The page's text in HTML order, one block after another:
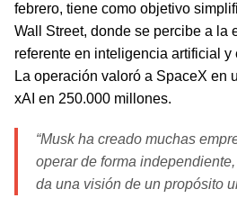
febrero, tiene como objetivo
Wall Street, donde se percibe a la
referente en inteligencia artificial
La operación valoró a SpaceX en
xAI en 250.000 millones.
“Musk ha creado muchas
operar de forma
da una visión de un propósito